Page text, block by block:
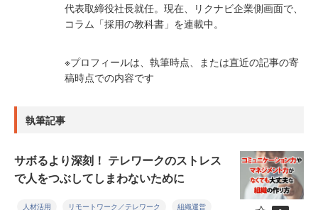
代表取締役社長就任。現在、リクナビ企業側画面で、
コラム「採用の教科書」を連載中。
※プロフィールは、執筆時点、または直近の記事の寄
稿時点での内容です
執筆記事
サボるより深刻！ テレワークのストレス
で人をつぶしてしまわないために
人材活用 リモートワーク／テレワーク 組織運営